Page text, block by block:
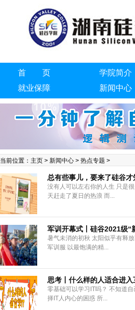
首 页 学院简介
就业保障
新闻中心
联系我们
当前位置： 主页 > 新闻中心 > 热点专题 >
总有些事儿，要来了硅谷才
没有人可以左右你的人生 只是
天赶走了夏日的热浪 而...
军训开幕式丨硅谷2021级“
暑气未消的初秋 太阳似乎有释
军训服 以最饱满的精...
思考丨什么样的人适合进入
零基础可以学习IT吗？ 不知道
择IT人内心的困惑 所...